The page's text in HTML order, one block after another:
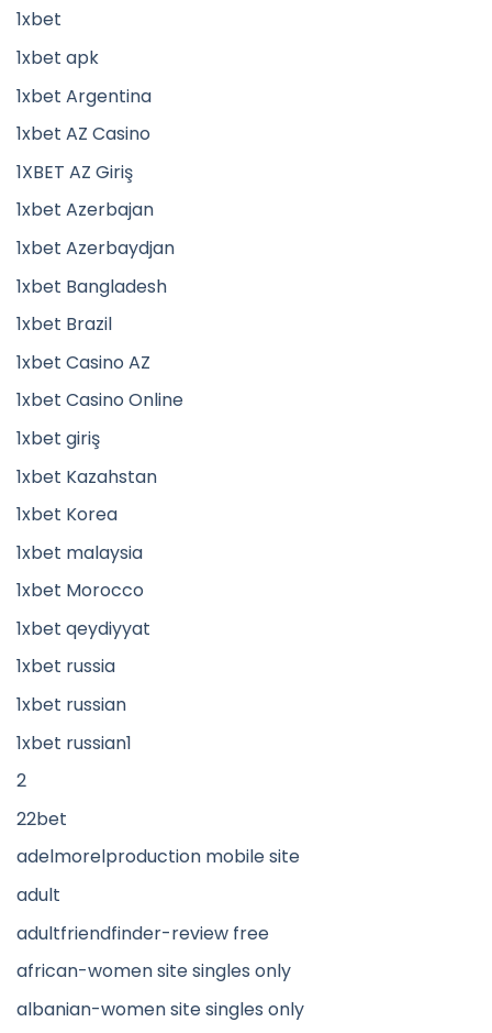
1xbet
1xbet apk
1xbet Argentina
1xbet AZ Casino
1XBET AZ Giriş
1xbet Azerbajan
1xbet Azerbaydjan
1xbet Bangladesh
1xbet Brazil
1xbet Casino AZ
1xbet Casino Online
1xbet giriş
1xbet Kazahstan
1xbet Korea
1xbet malaysia
1xbet Morocco
1xbet qeydiyyat
1xbet russia
1xbet russian
1xbet russian1
2
22bet
adelmorelproduction mobile site
adult
adultfriendfinder-review free
african-women site singles only
albanian-women site singles only